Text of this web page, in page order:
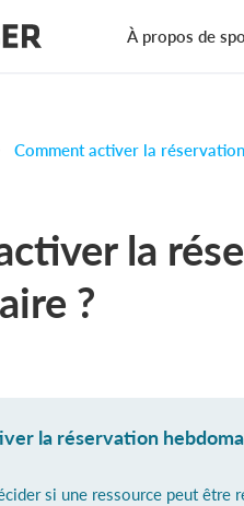
À propos de
Comment activer la
la
?
la réservation
si une ressource peut être